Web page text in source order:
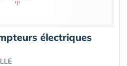
électriques